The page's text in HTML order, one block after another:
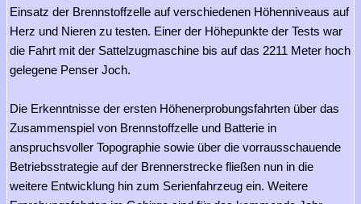
Einsatz der Brennstoffzelle auf verschiedenen Höhenniveaus auf
Herz und Nieren zu testen. Einer der Höhepunkte der Tests war
die Fahrt mit der Sattelzugmaschine bis auf das 2211 Meter hoch
gelegene Penser Joch.
Die Erkenntnisse der ersten Höhenerprobungsfahrten über das
Zusammenspiel von Brennstoffzelle und Batterie in
anspruchsvoller Topographie sowie über die vorrausschauende
Betriebsstrategie auf der Brennerstrecke fließen nun in die
weitere Entwicklung hin zum Serienfahrzeug ein. Weitere